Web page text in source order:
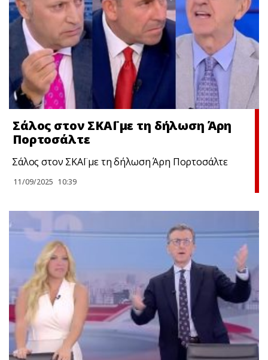
Σάλος στον ΣΚΑΪ με τη δήλωση Άρη
Πορτοσάλτε
Σάλος στον ΣΚΑΪ με τη δήλωση Άρη Πορτοσάλτε
11/09/2025 10:39